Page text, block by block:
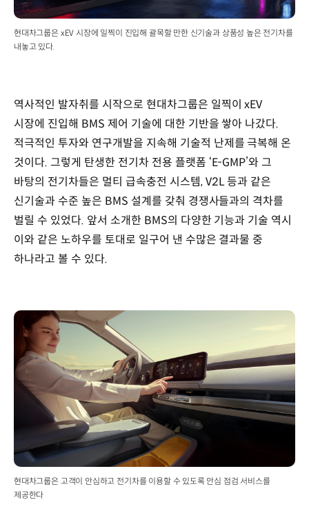
현대차그룹은 xEV 시장에 일찍이 진입해 괄목할 만한 신기술과 상품성 높은 전기차를
내놓고 있다.
역사적인 발자취를 시작으로 현대차그룹은 일찍이 xEV
시장에 진입해 BMS 제어 기술에 대한 기반을 쌓아 나갔다.
적극적인 투자와 연구개발을 지속해 기술적 난제를 극복해 온
것이다. 그렇게 탄생한 전기차 전용 플랫폼 ‘E-GMP’와 그
바탕의 전기차들은 멀티 급속충전 시스템, V2L 등과 같은
신기술과 수준 높은 BMS 설계를 갖춰 경쟁사들과의 격차를
벌릴 수 있었다. 앞서 소개한 BMS의 다양한 기능과 기술 역시
이와 같은 노하우를 토대로 일구어 낸 수많은 결과물 중
하나라고 볼 수 있다.
현대차그룹은 고객이 안심하고 전기차를 이용할 수 있도록 안심 점검 서비스를
제공한다